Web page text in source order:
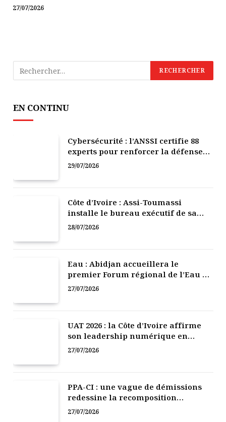
27/07/2026
EN CONTINU
Cybersécurité : l’ANSSI certifie 88
experts pour renforcer la défense
numérique de la Côte d’Ivoire
29/07/2026
Côte d’Ivoire : Assi-Toumassi
installe le bureau exécutif de sa
mutuelle de développement
28/07/2026
Eau : Abidjan accueillera le
premier Forum régional de l’Eau de
l’Afrique de l’Ouest
27/07/2026
UAT 2026 : la Côte d’Ivoire affirme
son leadership numérique en
Afrique
27/07/2026
PPA-CI : une vague de démissions
redessine la recomposition
politique
27/07/2026